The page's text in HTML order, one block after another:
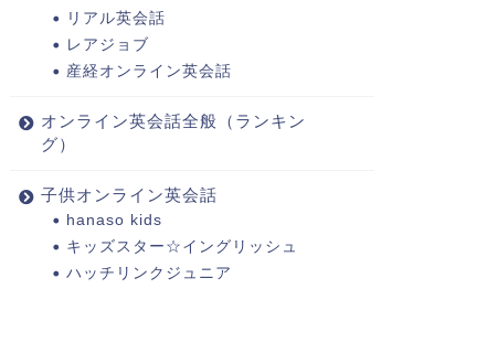
リアル英会話
レアジョブ
産経オンライン英会話
オンライン英会話全般（ランキン
グ）
子供オンライン英会話
hanaso kids
キッズスター☆イングリッシュ
ハッチリンクジュニア